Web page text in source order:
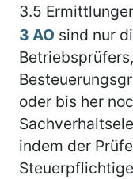
3.5
3 AO sind nur
oder bis her
indem der